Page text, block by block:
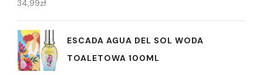
34,99zł
ESCADA AGUA DEL SOL WODA
TOALETOWA 100ML